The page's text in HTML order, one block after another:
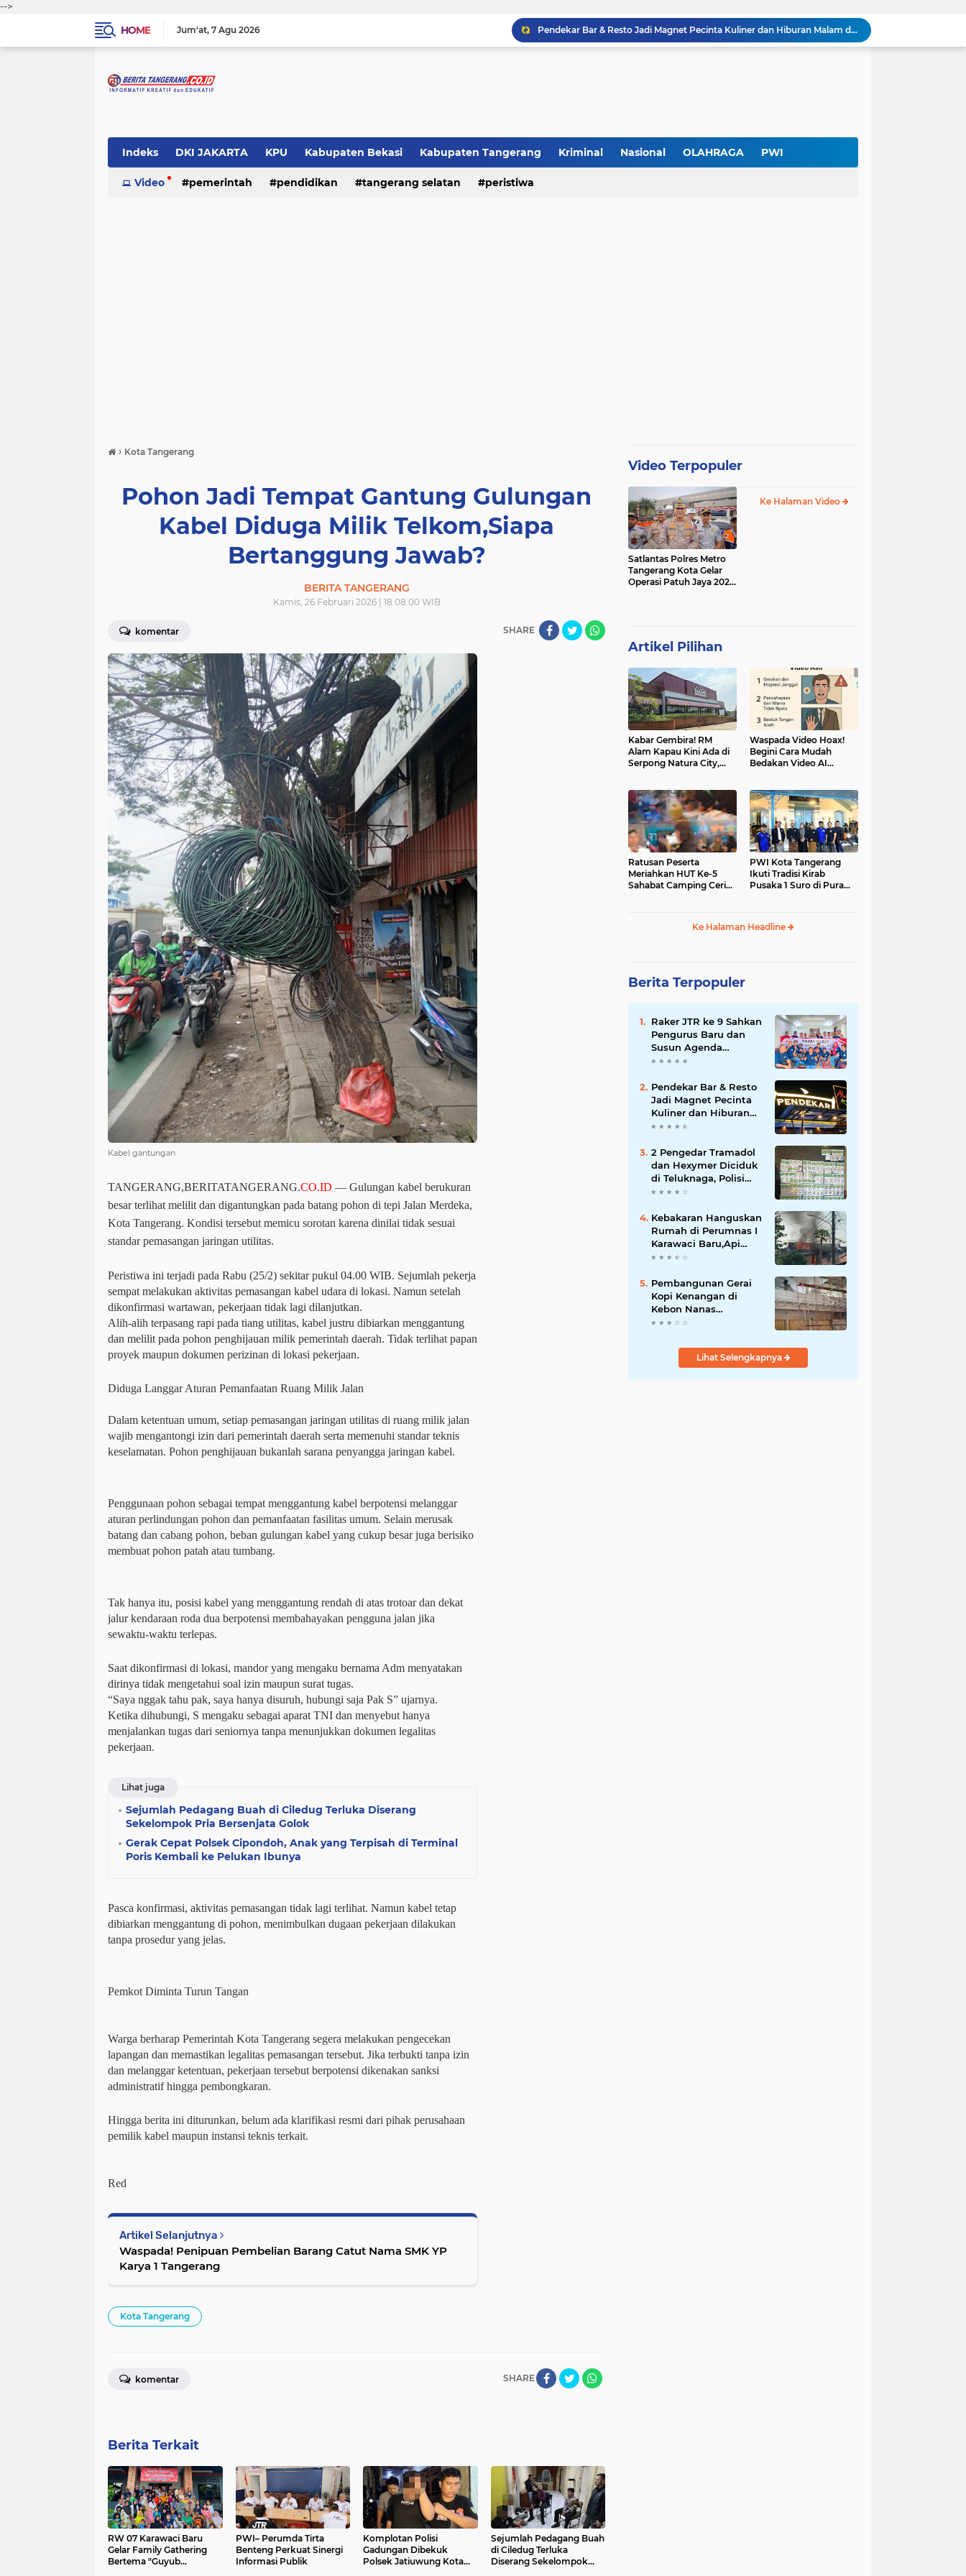
-->
HOME
Jum'at 7 Agu 2026
Pendekar Bar & Resto Jadi Magnet Pecinta Kuliner dan Hiburan Malam di Tangerang
Raker JTR ke 9 Sahkan Pengurus Baru dan Susun Agenda Strategis 2026
Blusukan ke Kawasan Kumuh , Kapolres Metro Tangerang Kota Bagikan Sembako dan Serap Keluhan Warga
Indeks DKI JAKARTA KPU Kabupaten Bekasi Kabupaten Tangerang Kriminal Nasional OLAHRAGA PWI
Pemerintah Pendidikan Polri peristiwa
Video pemerintah pendidikan tangerang selatan peristiwa
› Kota Tangerang
Pohon Jadi Tempat Gantung Gulungan
Kabel Diduga Milik Telkom,Siapa
Bertanggung Jawab?
BERITA TANGERANG
Kamis, 26 Februari 2026 | 18.08.00 WIB
komentar SHARE
Kabel gantungan
TANGERANG,BERITATANGERANG.CO.ID — Gulungan kabel berukuran
besar terlihat melilit dan digantungkan pada batang pohon di tepi Jalan Merdeka,
Kota Tangerang. Kondisi tersebut memicu sorotan karena dinilai tidak sesuai
standar pemasangan jaringan utilitas.
Peristiwa ini terjadi pada Rabu (25/2) sekitar pukul 04.00 WIB. Sejumlah pekerja
sempat melakukan aktivitas pemasangan kabel udara di lokasi. Namun setelah
dikonfirmasi wartawan, pekerjaan tidak lagi dilanjutkan.
Alih-alih terpasang rapi pada tiang utilitas, kabel justru dibiarkan menggantung
dan melilit pada pohon penghijauan milik pemerintah daerah. Tidak terlihat papan
proyek maupun dokumen perizinan di lokasi pekerjaan.
Diduga Langgar Aturan Pemanfaatan Ruang Milik Jalan
Dalam ketentuan umum, setiap pemasangan jaringan utilitas di ruang milik jalan
wajib mengantongi izin dari pemerintah daerah serta memenuhi standar teknis
keselamatan. Pohon penghijauan bukanlah sarana penyangga jaringan kabel.
Penggunaan pohon sebagai tempat menggantung kabel berpotensi melanggar
aturan perlindungan pohon dan pemanfaatan fasilitas umum. Selain merusak
batang dan cabang pohon, beban gulungan kabel yang cukup besar juga berisiko
membuat pohon patah atau tumbang.
Tak hanya itu, posisi kabel yang menggantung rendah di atas trotoar dan dekat
jalur kendaraan roda dua berpotensi membahayakan pengguna jalan jika
sewaktu-waktu terlepas.
Saat dikonfirmasi di lokasi, mandor yang mengaku bernama Adm menyatakan
dirinya tidak mengetahui soal izin maupun surat tugas.
“Saya nggak tahu pak, saya hanya disuruh, hubungi saja Pak S” ujarnya.
Ketika dihubungi, S mengaku sebagai aparat TNI dan menyebut hanya
menjalankan tugas dari seniornya tanpa menunjukkan dokumen legalitas
pekerjaan.
Lihat juga
Sejumlah Pedagang Buah di Ciledug Terluka Diserang
Sekelompok Pria Bersenjata Golok
Gerak Cepat Polsek Cipondoh, Anak yang Terpisah di Terminal
Poris Kembali ke Pelukan Ibunya
Pasca konfirmasi, aktivitas pemasangan tidak lagi terlihat. Namun kabel tetap
dibiarkan menggantung di pohon, menimbulkan dugaan pekerjaan dilakukan
tanpa prosedur yang jelas.
Pemkot Diminta Turun Tangan
Warga berharap Pemerintah Kota Tangerang segera melakukan pengecekan
lapangan dan memastikan legalitas pemasangan tersebut. Jika terbukti tanpa izin
dan melanggar ketentuan, pekerjaan tersebut berpotensi dikenakan sanksi
administratif hingga pembongkaran.
Hingga berita ini diturunkan, belum ada klarifikasi resmi dari pihak perusahaan
pemilik kabel maupun instansi teknis terkait.
Red
Artikel Selanjutnya
Waspada! Penipuan Pembelian Barang Catut Nama SMK YP
Karya 1 Tangerang
Kota Tangerang
SHARE
komentar
Berita Terkait
RW 07 Karawaci Baru
Gelar Family Gathering
Bertema "Guyub
PWI– Perumda Tirta
Benteng Perkuat Sinergi
Informasi Publik
Komplotan Polisi
Gadungan Dibekuk
Polsek Jatiuwung Kota
Sejumlah Pedagang Buah
di Ciledug Terluka
Diserang Sekelompok
Video Terpopuler
Satlantas Polres Metro
Tangerang Kota Gelar
Operasi Patuh Jaya 2025,
Ke Halaman Video
Artikel Pilihan
Kabar Gembira! RM
Alam Kapau Kini Ada di
Serpong Natura City,
Waspada Video Hoax!
Begini Cara Mudah
Bedakan Video AI
Ratusan Peserta
Meriahkan HUT Ke-5
Sahabat Camping Ceria,
PWI Kota Tangerang
Ikuti Tradisi Kirab
Pusaka 1 Suro di Pura
Ke Halaman Headline
Berita Terpopuler
Raker JTR ke 9 Sahkan
Pengurus Baru dan
Susun Agenda
Strategis 2026
Pendekar Bar & Resto
Jadi Magnet Pecinta
Kuliner dan Hiburan
Malam di Tangerang
2 Pengedar Tramadol
dan Hexymer Diciduk
di Teluknaga, Polisi
Amankan Ratusan Pil
Kebakaran Hanguskan
Rumah di Perumnas I
Karawaci Baru,Api
Diduga dari Ledakan
Pembangunan Gerai
Kopi Kenangan di
Kebon Nanas
Disorot,Warga
Lingkungan dan PBG
Lihat Selengkapnya